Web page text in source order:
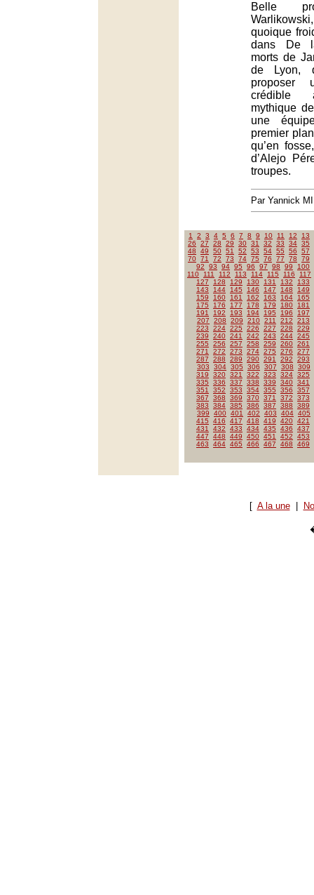
Belle
quoique
dans De
morts de
de Lyon,
proposer
crédible
mythique
une
premier
qu’en
d’Alejo
troupes.
Par Yannick
1 2 3 4 5 6 7 8 9 10 11 12
13
26
27 28 29 30 31 32 33 34 35
48
49 50 51 52 53 54 55 56
57
70 71 72 73 74 75 76 77 78
79
92
93 94 95 96 97 98 99
100
110
111 112 113 114 115 116
117
127
128 129 130 131 132
133
143
144 145 146 147 148
149
159
160 161 162 163 164
165
175
176 177 178 179 180
181
191
192 193 194 195 196
197
207
208 209 210 211 212
213
223
224 225 226 227 228
229
239
240 241 242 243 244 245
255
256 257 258 259 260 261
271
272 273 274 275 276
277
287
288 289 290 291 292
293
303
304 305 306 307 308
309
319
320 321 322 323 324 325
335
336 337 338 339 340 341
351
352 353 354 355 356
357
367
368 369 370 371 372
373
383
384 385 386 387 388
389
399
400 401 402 403 404 405
415
416 417 418 419 420 421
431
432 433 434 435 436
437
447
448 449 450 451 452
453
463
464 465 466 467 468 469
[ A la une|